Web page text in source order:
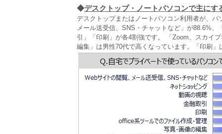
◆デスクトップ・ノートパソコンで主にす
デスクトップまたはノートパソコン利用者が、
メール送受信、SNS・チャットなど」が88.6%
引」「印刷」が各4割強です。 「Zoom、スカイ
編集」は男性70代で高くなっています。「印刷